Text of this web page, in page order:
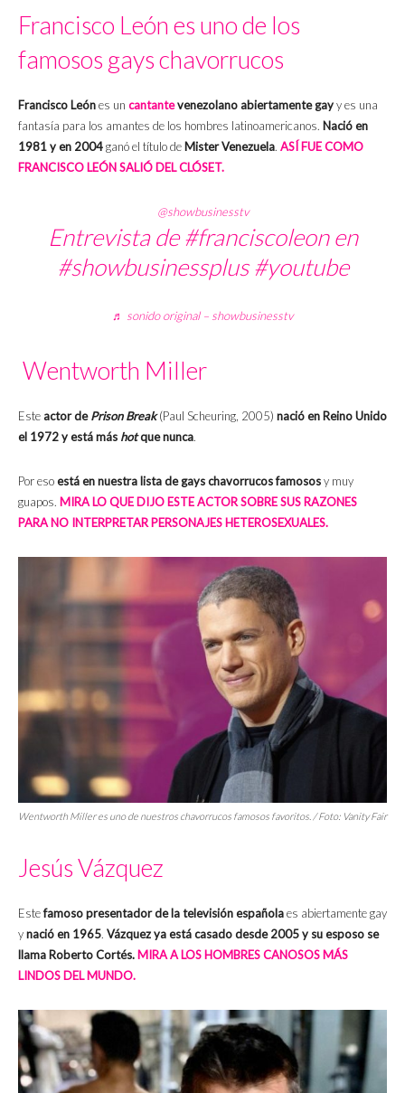
Francisco León es uno de los
famosos gays chavorrucos
Francisco Leónes un cantantevenezolano abiertamente gayy es una
fantasía para los amantes de los hombres latinoamericanos. Nació en
1981 y en 2004ganó el título de Mister Venezuela. ASÍ FUE COMO
FRANCISCO LEÓN SALIÓ DEL CLÓSET.
@showbusinesstv
Entrevista de#franciscoleonen
#showbusinessplus #youtube
♬ sonido original – showbusinesstv
Wentworth Miller
Este actor dePrison Break(Paul Scheuring, 2005) nació en Reino Unido
el 1972 y está más hotque nunca.
Por esoestá en nuestra lista de gays chavorrucos famososy muy
guapos. MIRA LO QUE DIJO ESTE ACTOR SOBRE SUS RAZONES
PARA NO INTERPRETAR PERSONAJES HETEROSEXUALES.
Wentworth Miller es uno de nuestros chavorrucos famosos favoritos. / Foto: Vanity Fair
Jesús Vázquez
Estefamoso presentador de la televisión españolaes abiertamente gay
ynació en 1965. Vázquez ya está casado desde 2005 y su esposo se
llama Roberto Cortés. MIRA A LOS HOMBRES CANOSOS MÁS
LINDOS DEL MUNDO.